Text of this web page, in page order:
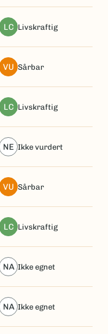
LC livskraftig
VU sårbar
LC livskraftig
NE ikke vurdert
VU sårbar
LC livskraftig
NA ikke egnet
NA ikke egnet